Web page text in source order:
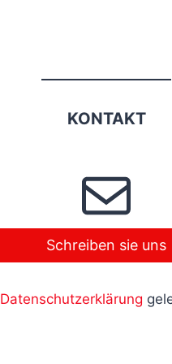
KONTAKT
Schreiben sie uns
Datenschutzerklärung